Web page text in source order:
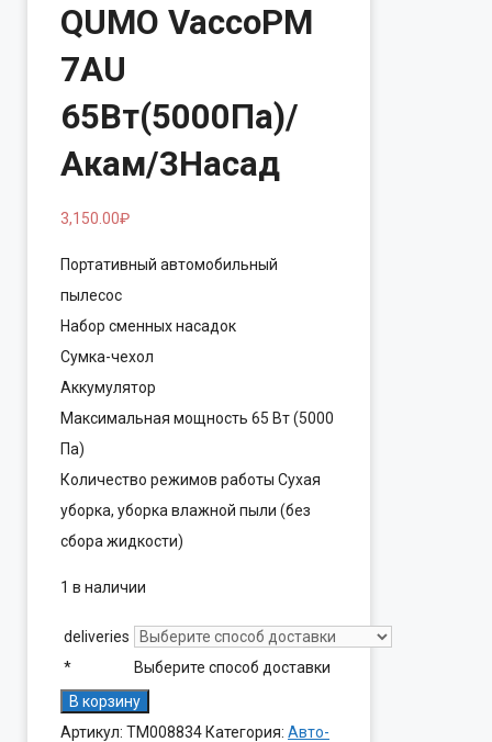
QUMO VaccoPM
7AU
65Вт(5000Па)/
Акам/3Насад
3,150.00₽
Портативный автомобильный
пылесос
Набор сменных насадок
Сумка-чехол
Аккумулятор
Максимальная мощность 65 Вт (5000
Па)
Количество режимов работы Сухая
уборка, уборка влажной пыли (без
сбора жидкости)
1 в наличии
deliveries
*
Выберите способ доставки
Количество
товара
В корзину
Артикул: ТМ008834 Категория: Авто-